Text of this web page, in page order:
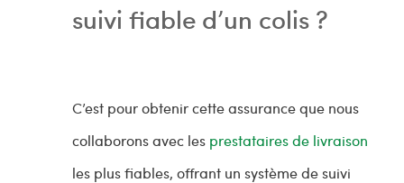
suivi fiable d’un colis ?
C’est pour obtenir cette assurance que nous
collaborons avec les prestataires de livraison
les plus fiables, offrant un système de suivi